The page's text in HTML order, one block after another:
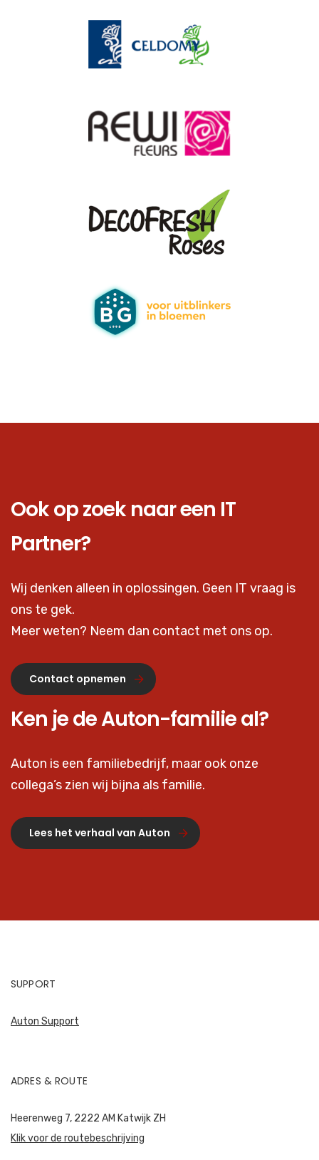
Ook op zoek naar een IT
Partner?
Wij denken alleen in oplossingen. Geen IT vraag is
ons te gek.
Meer weten? Neem dan contact met ons op.
Contact opnemen
Ken je de Auton-familie al?
Auton is een familiebedrijf, maar ook onze
collega’s zien wij bijna als familie.
Lees het verhaal van Auton
SUPPORT
Auton Support
ADRES & ROUTE
Heerenweg 7, 2222 AM Katwijk ZH
Klik voor de routebeschrijving